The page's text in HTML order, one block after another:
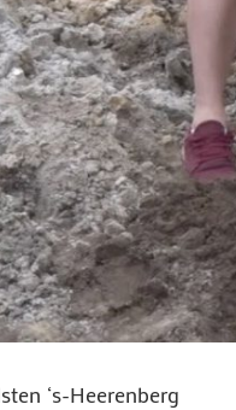
‘s-Heerenberg